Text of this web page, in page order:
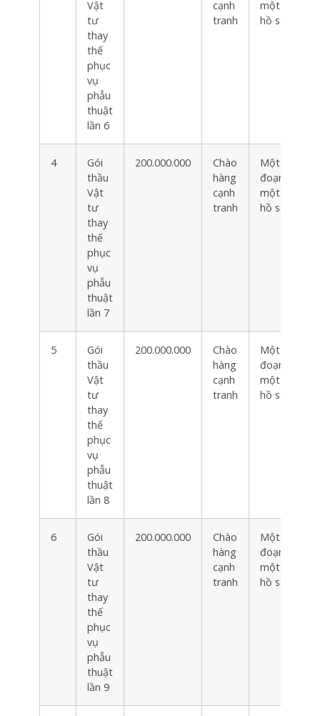
Vật
tư
thay
thế
phục
vụ
phẫu
thuật
lần 6
cạnh
tranh
một túi
hồ sơ
4
Gói
thầu
Vật
tư
thay
thế
phục
vụ
phẫu
thuật
lần 7
200.000.000
Chào
hàng
cạnh
tranh
Một giai
đoạn
một túi
hồ sơ
5
Gói
thầu
Vật
tư
thay
thế
phục
vụ
phẫu
thuật
lần 8
200.000.000
Chào
hàng
cạnh
tranh
Một giai
đoạn
một túi
hồ sơ
6
Gói
thầu
Vật
tư
thay
thế
phục
vụ
phẫu
thuật
lần 9
200.000.000
Chào
hàng
cạnh
tranh
Một giai
đoạn
một túi
hồ sơ